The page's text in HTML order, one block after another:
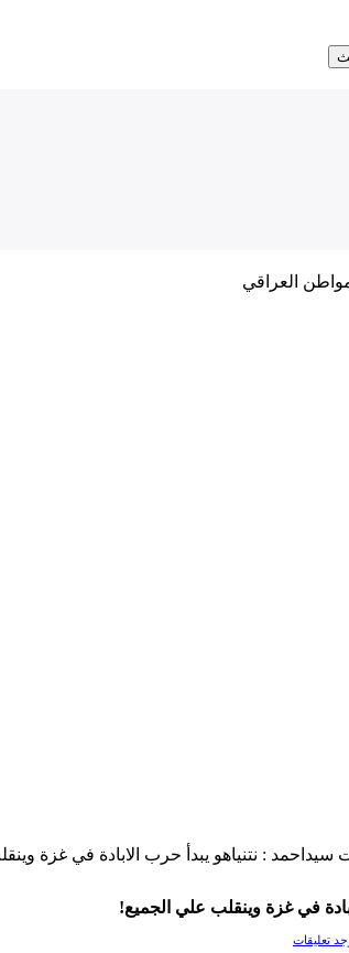
العراقي
سيداحمد : نتنياهو يبدأ حرب الابادة في غزة
في غزة وينقلب علي الجميع!
تعليقات